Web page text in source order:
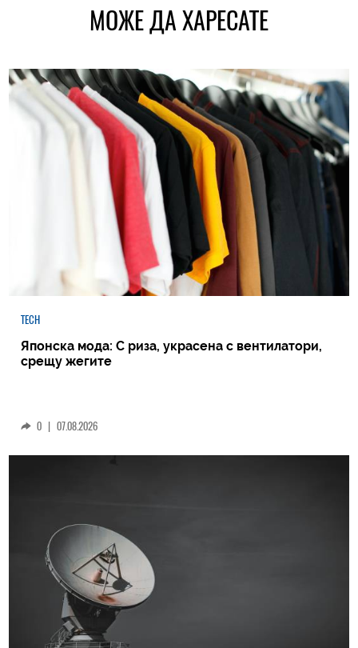
МОЖЕ ДА ХАРЕСАТЕ
TECH
Японска мода: С риза, украсена с вентилатори,
срещу жегите
0 | 07.08.2026